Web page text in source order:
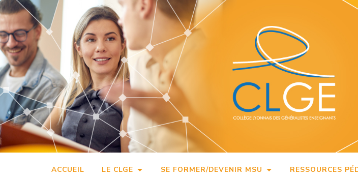
Accéder
au
contenu
principal
ACCUEIL LE CLGE SE FORMER/DEVENIR MSU RESSOURCES